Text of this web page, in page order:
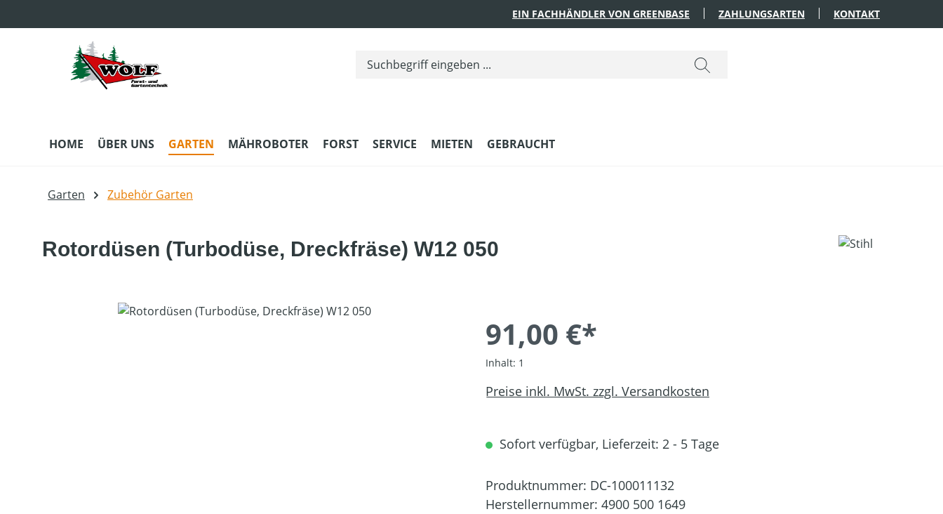
EIN FACHHÄNDLER VON GREENBASE ZAHLUNGSARTEN KONTAKT
HOME ÜBER UNS GARTEN MÄHROBOTER FORST SERVICE MIETEN GEBRAUCHT
Garten Zubehör Garten
Rotordüsen (Turbodüse, Dreckfräse) W12 050
Bildergalerie überspringen
91,00 €*
Inhalt: 1
Preise inkl. MwSt. zzgl. Versandkosten
Sofort verfügbar, Lieferzeit: 2 - 5 Tage
Produktnummer: DC-100011132
Herstellernummer: 4900 500 1649